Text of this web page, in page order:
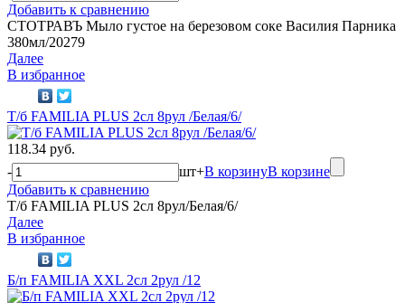
Добавить к сравнению
СТОТРАВЪ Мыло густое на березовом соке Василия Парника
380мл/20279
Далее
В избранное
Т/б FAMILIA PLUS 2сл 8рул /Белая/6/
118.34 руб.
-
шт+В корзинуВ корзине
Добавить к сравнению
Т/б FAMILIA PLUS 2сл 8рул/Белая/6/
Далее
В избранное
Б/п FAMILIA XXL 2сл 2рул /12